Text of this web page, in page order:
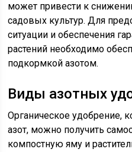
может привести к
садовых культур. Для
ситуации и обеспечения
растений необходимо
подкормкой азотом.
Виды азотных
Органическое удобрение,
азот, можно получить
компостную яму и